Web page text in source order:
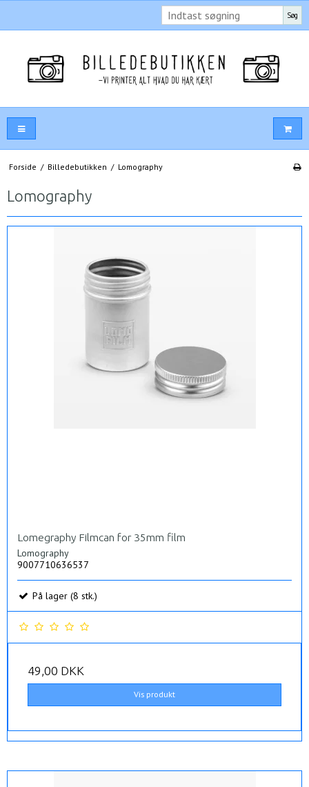
Søg
Forside / Billedebutikken / Lomography
Lomography
Lomegraphy Filmcan for 35mm film
Lomography
9007710636537
På lager (8 stk.)
49,00 DKK
Vis produkt